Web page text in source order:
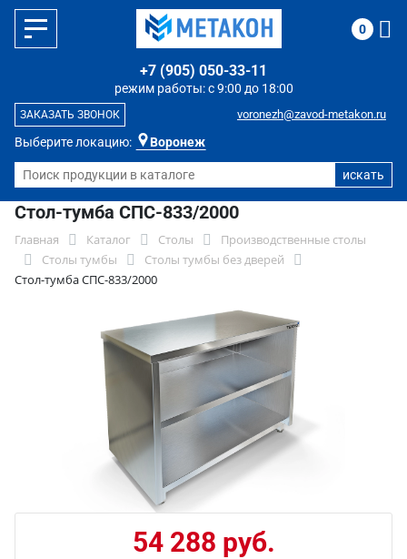
Выберите локацию: Воронеж
режим работы: с 9:00 до 18:00
+7 (905) 050-33-11
voronezh@zavod-metakon.ru
ЗАКАЗАТЬ ЗВОНОК
0
Стол-тумба СПС-833/2000
Главная Каталог Столы
Производственные столы
Столы тумбы
Столы тумбы без дверей
Стол-тумба СПС-833/2000
54 288 руб.